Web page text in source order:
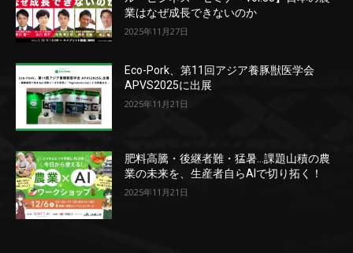
業はなぜ成長できないのか
2025年11月27日
Eco-Pork、第11回アジア養豚獣医学会
APVS2025に出展
2025年11月21日
肥料高騰・後継者難・猛暑…課題山積の農
業の未来を、生産者自らAIで切り拓く！
2025年11月21日